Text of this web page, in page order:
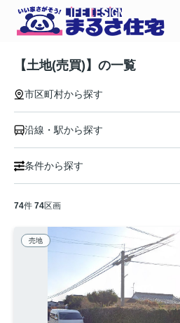
【土地(売買)】の一覧
市区町村から探す
沿線・駅から探す
条件から探す
74件 74区画
売地